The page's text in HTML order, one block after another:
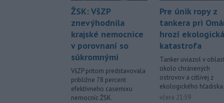
ŽSK: VšZP
znevýhodnila
krajské nemocnice
v porovnaní so
súkromnými
VšZP pritom predstavovala
približne 78 percent
efektívneho casemixu
nemocníc ŽSK.
Pre únik ropy z
tankera pri
hrozí ekologická
katastrofa
Tanker uviazol v
okolo chránených
ostrovov a citlivej z
ekologického hľadiska.
včera 21:59